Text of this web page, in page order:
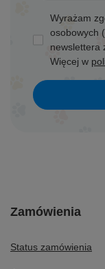
Wyrażam
osobowych
newslettera
Więcej w
Zamówienia
Status zamówienia